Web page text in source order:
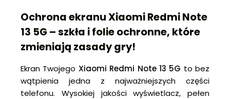
Ochrona ekranu Xiaomi Redmi Note
13 5G – szkła i folie ochronne, które
zmieniają zasady gry!
Ekran Twojego Xiaomi Redmi Note 13 5G to bez
wątpienia jedna z najważniejszych części
telefonu. Wysokiej jakości wyświetlacz, pełen